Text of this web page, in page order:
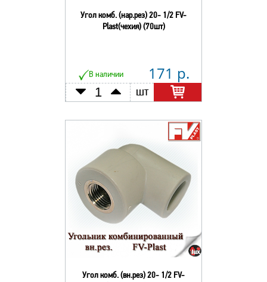
Угол комб. (нар.рез) 20- 1/2 FV-
Plast(чехия) (70шт)
В наличии 171 р.
шт
Угол комб. (вн.рез) 20- 1/2 FV-